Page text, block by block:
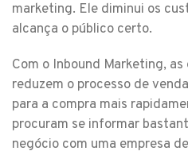
marketing. Ele diminui os
alcança o público certo.
Com o Inbound Marketing,
reduzem o processo de
para a compra mais
procuram se informar
negócio com uma empresa